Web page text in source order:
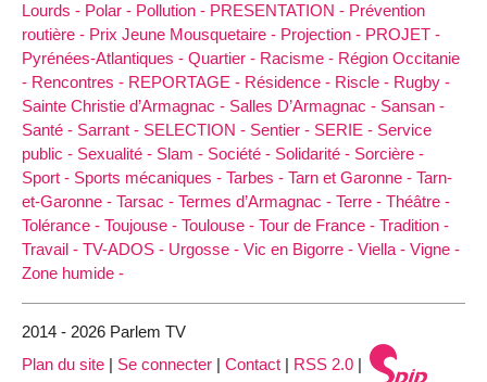
Lourds - Polar - Pollution - PRESENTATION - Prévention
routière - Prix Jeune Mousquetaire - Projection - PROJET -
Pyrénées-Atlantiques - Quartier - Racisme - Région Occitanie
- Rencontres - REPORTAGE - Résidence - Riscle - Rugby -
Sainte Christie d’Armagnac - Salles D’Armagnac - Sansan -
Santé - Sarrant - SELECTION - Sentier - SERIE - Service
public - Sexualité - Slam - Société - Solidarité - Sorcière -
Sport - Sports mécaniques - Tarbes - Tarn et Garonne - Tarn-
et-Garonne - Tarsac - Termes d’Armagnac - Terre - Théâtre -
Tolérance - Toujouse - Toulouse - Tour de France - Tradition -
Travail - TV-ADOS - Urgosse - Vic en Bigorre - Viella - Vigne -
Zone humide -
2014 - 2026 Parlem TV
Plan du site | Se connecter | Contact | RSS 2.0 |